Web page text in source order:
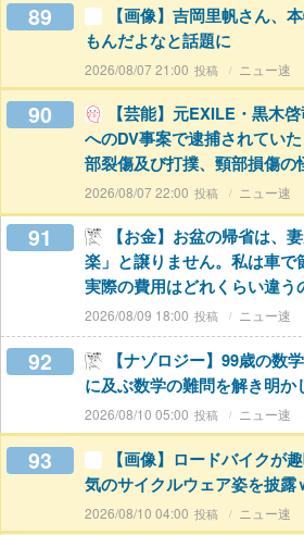
89
【画像】吉岡里帆さん、
もんだよなと話題に
2026/08/07 21:00 ニュー速
90
【芸能】元EXILE・黒木
へのDV事案で逮捕されてい
部裂傷及び打撲、頸部損傷の
2026/08/07 22:00 ニュー速
91
【お金】お盆の帰省は、
楽」と譲りません。私は車で
実際の費用はどれくらい違う
2026/08/09 18:00 ニュー速
92
【ナゾロジー】99歳の数
に及ぶ数学の難問を解き明か
2026/08/10 05:00 ニュー速
93
【画像】ロードバイクが
気のサイクルウェア姿を披露
2026/08/10 04:00 ニュー速